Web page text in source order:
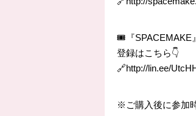
🎟『SPACEMAKE
登録はこちら👇
🔗http://lin.ee/
※ご購入後に参加